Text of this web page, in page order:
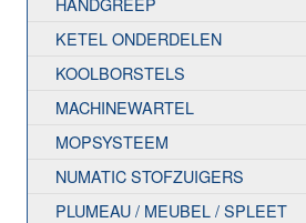
KETEL ONDERDELEN
KOOLBORSTELS
MACHINEWARTEL
MOPSYSTEEM
NUMATIC STOFZUIGERS
PLUMEAU / MEUBEL / SPLEET